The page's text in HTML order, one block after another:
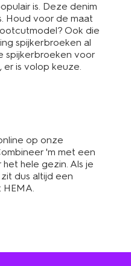
is. Deze denim
Houd voor de maat
Ook die
spijkerbroeken al
spijkerbroeken voor
, er is volop keuze.
op onze
'm met een
hele gezin. Als je
dus altijd een
HEMA.